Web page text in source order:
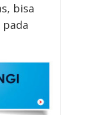
bisa